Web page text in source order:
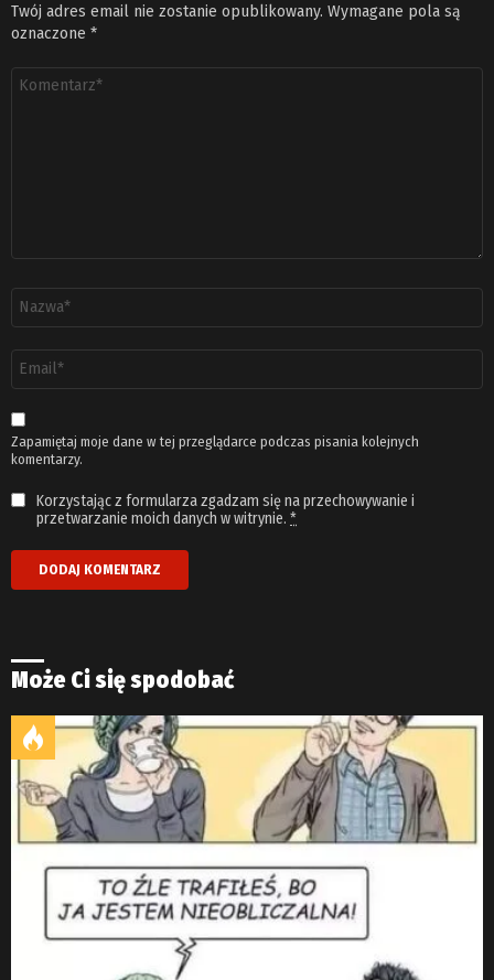
Twój adres email nie zostanie opublikowany. Wymagane pola są
oznaczone *
email
*
Zapamiętaj moje dane w tej przeglądarce podczas pisania kolejnych
komentarzy.
Korzystając z formularza zgadzam się na przechowywanie i
przetwarzanie moich danych w witrynie. *
Może Ci się spodobać